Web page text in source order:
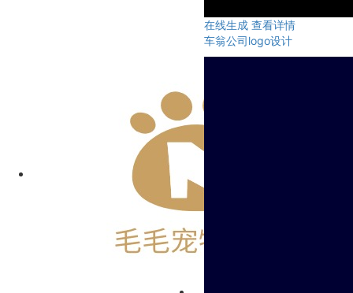
在线生成 查看详情
车翁公司logo设计